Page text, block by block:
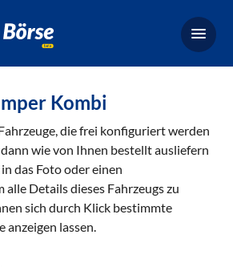
Börse,
für
Gebrauchtwagen,
Bestellfahrzeuge,
Neuwagen
Kombi
die frei konfiguriert werden
wie von Ihnen bestellt ausliefern
das Foto oder einen
alle Details dieses Fahrzeugs zu
sich durch Klick bestimmte
lassen.